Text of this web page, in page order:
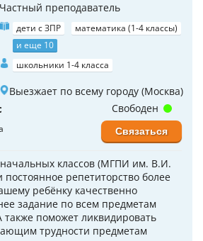
Частный преподаватель
дети с ЗПР
математика (1-4 классы)
и еще 10
школьники 1-4 класса
Выезжает по всему городу (Москва)
классов (МГПИ им. В.И.
репетиторство более
ребёнку качественно
задание по всем предметам
также поможет ликвидировать
трудности предметам
Свободен
Связаться